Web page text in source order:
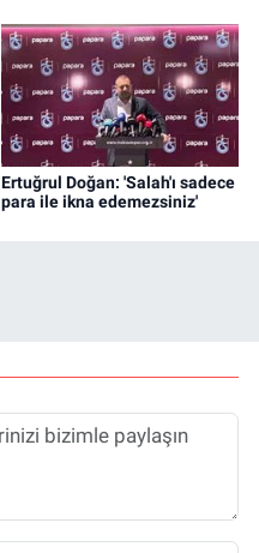
Ertuğrul Doğan: 'Salah'ı sadece
para ile ikna edemezsiniz'